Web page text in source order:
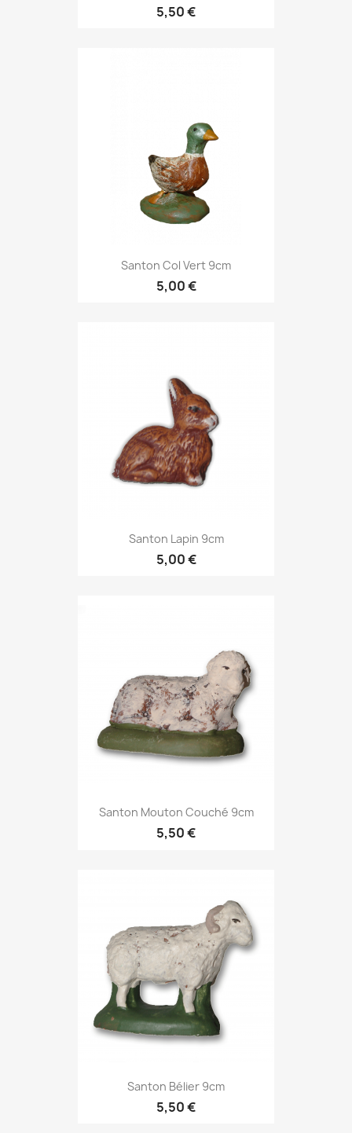
5,50 €
Santon Col Vert 9cm
5,00 €
Santon Lapin 9cm
5,00 €
Santon Mouton Couché 9cm
5,50 €
Santon Bélier 9cm
5,50 €